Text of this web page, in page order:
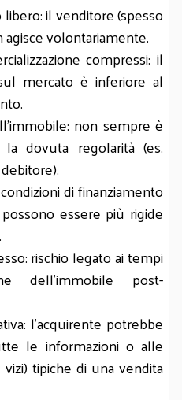
il venditore (spesso
volontariamente.
compressi: il
mercato è inferiore al
non sempre è
dovuta regolarità (es.
di finanziamento
essere più rigide
rischio legato ai tempi
dell’immobile post-
l’acquirente potrebbe
le informazioni o alle
vizi) tipiche di una vendita